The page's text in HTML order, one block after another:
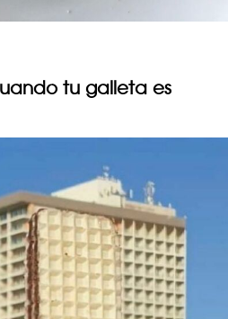
tu galleta es